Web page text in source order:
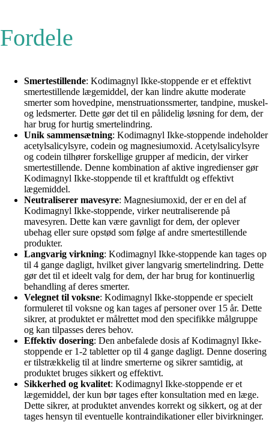
Fordele
Smertestillende: Kodimagnyl Ikke-stoppende er et effektivt
smertestillende lægemiddel, der kan lindre akutte moderate
smerter som hovedpine, menstruationssmerter, tandpine, muskel-
og ledsmerter. Dette gør det til en pålidelig løsning for dem, der
har brug for hurtig smertelindring.
Unik sammensætning: Kodimagnyl Ikke-stoppende indeholder
acetylsalicylsyre, codein og magnesiumoxid. Acetylsalicylsyre
og codein tilhører forskellige grupper af medicin, der virker
smertestillende. Denne kombination af aktive ingredienser gør
Kodimagnyl Ikke-stoppende til et kraftfuldt og effektivt
lægemiddel.
Neutraliserer mavesyre: Magnesiumoxid, der er en del af
Kodimagnyl Ikke-stoppende, virker neutraliserende på
mavesyren. Dette kan være gavnligt for dem, der oplever
ubehag eller sure opstød som følge af andre smertestillende
produkter.
Langvarig virkning: Kodimagnyl Ikke-stoppende kan tages op
til 4 gange dagligt, hvilket giver langvarig smertelindring. Dette
gør det til et ideelt valg for dem, der har brug for kontinuerlig
behandling af deres smerter.
Velegnet til voksne: Kodimagnyl Ikke-stoppende er specielt
formuleret til voksne og kan tages af personer over 15 år. Dette
sikrer, at produktet er målrettet mod den specifikke målgruppe
og kan tilpasses deres behov.
Effektiv dosering: Den anbefalede dosis af Kodimagnyl Ikke-
stoppende er 1-2 tabletter op til 4 gange dagligt. Denne dosering
er tilstrækkelig til at lindre smerterne og sikrer samtidig, at
produktet bruges sikkert og effektivt.
Sikkerhed og kvalitet: Kodimagnyl Ikke-stoppende er et
lægemiddel, der kun bør tages efter konsultation med en læge.
Dette sikrer, at produktet anvendes korrekt og sikkert, og at der
tages hensyn til eventuelle kontraindikationer eller bivirkninger.